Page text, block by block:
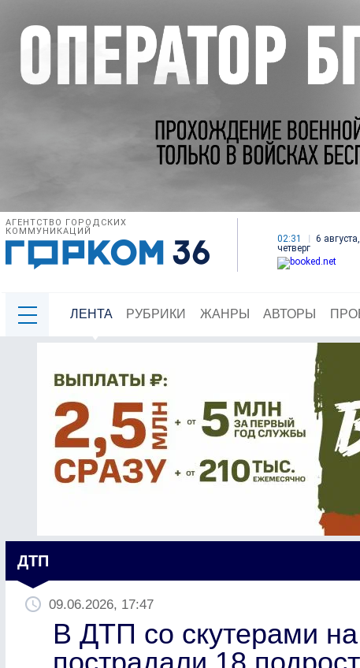
АГЕНТСТВО ГОРОДСКИХ
КОММУНИКАЦИЙ
02:31
6 августа,
четверг
ЛЕНТА РУБРИКИ ЖАНРЫ АВТОРЫ
ДТП
09.06.2026, 17:47
В ДТП со скутерами